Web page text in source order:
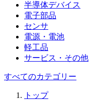
半導体デバイス
電子部品
センサ
電源・電池
軽工品
サービス・その他
すべてのカテゴリー
トップ